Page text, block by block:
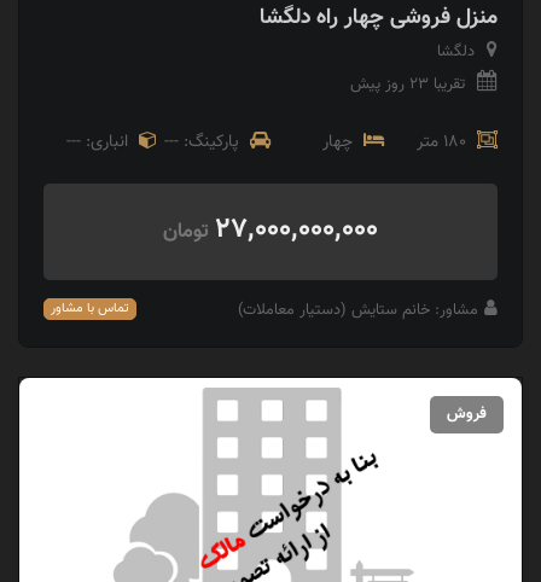
منزل فروشی چهار راه دلگشا
دلگشا
تقریبا 23 روز پیش
180 متر چهار پارکینگ: --- انباری: ---
27,000,000,000 تومان
مشاور: خانم ستایش (دستیار معاملات) تماس با مشاور
فروش